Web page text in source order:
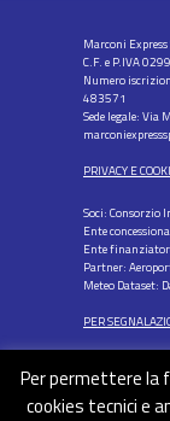
Marconi
C.F. e P.IVA
Numero
483571
Sede legale:
PRIVACY E
Soci: Consorzio
Ente
Ente
Partner:
Meteo Dataset:
PER
Per permettere la
cookies tecnici e